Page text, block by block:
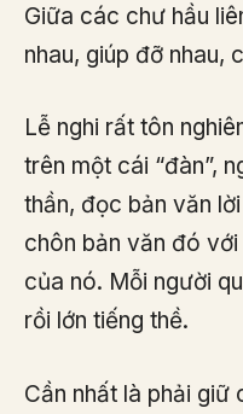
Giữa các chư hầu
nhau, giúp đỡ nhau,
Lễ nghi rất tôn
trên một cái “đàn”,
thần, đọc bản văn
chôn bản văn đó
của nó. Mỗi người
rồi lớn tiếng thề.
Cần nhất là phải giữ